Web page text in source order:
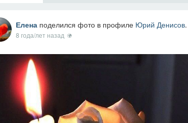
Елена поделился фото в профиле Юрий Денисов.
8 года/лет назад